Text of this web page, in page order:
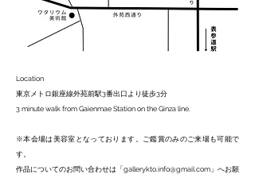
Location
東京メトロ銀座線外苑前駅3番出口より徒歩3分
3 minute walk from Gaienmae Station on the Ginza line.
※本会場は美容室となっております。ご鑑賞のみのご来場も可能で
す。
作品についてのお問い合わせは「 gallerykto.info@gmail.com 」へお願